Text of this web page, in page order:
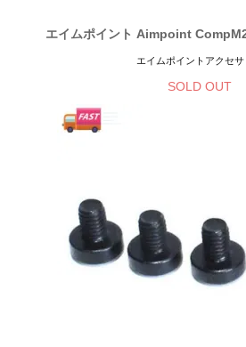
エイムポイント Aimpoint
エイムポイントアクセサ
SOLD OUT